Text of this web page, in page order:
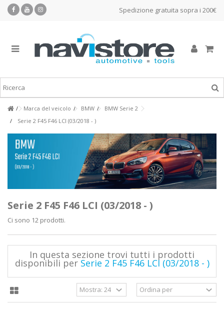
Spedizione gratuita sopra i 200€
Marca del veicolo BMW
BMW Serie 2
Serie 2 F45 F46 LCI (03/2018 - )
Serie 2 F45 F46 LCI (03/2018 - )
Ci sono 12 prodotti.
In questa sezione trovi tutti i prodotti
disponibili per Serie 2 F45 F46 LCI (03/2018 - )